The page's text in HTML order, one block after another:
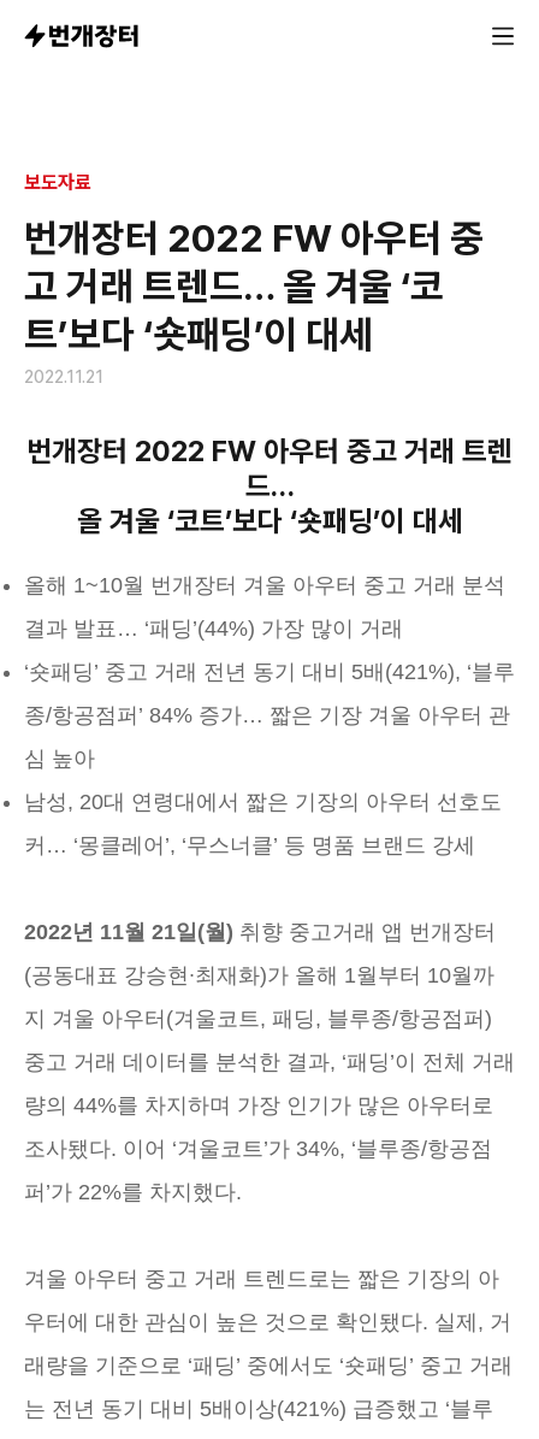
보도자료
번개장터 2022 FW 아우터 중
고 거래 트렌드… 올 겨울 ‘코
트’보다 ‘숏패딩’이 대세
올해 1~10월 번개장터 겨울 아우터 중고 거래 분석 결과
2022.11.21
번개장터 2022 FW 아우터 중고 거래 트렌
드…
올 겨울 ‘코트’보다 ‘숏패딩’이 대세
올해 1~10월 번개장터 겨울 아우터 중고 거래 분석
결과 발표… ‘패딩’(44%) 가장 많이 거래
‘숏패딩’ 중고 거래 전년 동기 대비 5배(421%), ‘블루
종/항공점퍼’ 84% 증가… 짧은 기장 겨울 아우터 관
심 높아
남성, 20대 연령대에서 짧은 기장의 아우터 선호도
커… ‘몽클레어’, ‘무스너클’ 등 명품 브랜드 강세
2022년 11월 21일(월) 취향 중고거래 앱 번개장터
(공동대표 강승현∙최재화)가 올해 1월부터 10월까
지 겨울 아우터(겨울코트, 패딩, 블루종/항공점퍼)
중고 거래 데이터를 분석한 결과, ‘패딩’이 전체 거래
량의 44%를 차지하며 가장 인기가 많은 아우터로
조사됐다. 이어 ‘겨울코트’가 34%, ‘블루종/항공점
퍼’가 22%를 차지했다.
겨울 아우터 중고 거래 트렌드로는 짧은 기장의 아
우터에 대한 관심이 높은 것으로 확인됐다. 실제, 거
래량을 기준으로 ‘패딩’ 중에서도 ‘숏패딩’ 중고 거래
는 전년 동기 대비 5배이상(421%) 급증했고 ‘블루